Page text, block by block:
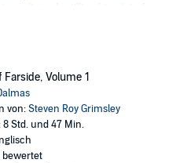
a living by tilling his plot of
Book Publishing, LLC
Farside, Volume 1
von:Steven Roy Grimsley
Std. und 47 Min.
bewertet